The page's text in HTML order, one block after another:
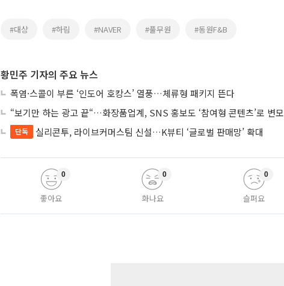
#대상 #하림 #NAVER #풀무원 #동원F&B
황민주 기자의 주요 뉴스
폭염·스콜이 부른 ‘인도어 호캉스’ 열풍…체류형 패키지 뜬다
“보기만 하는 광고 끝“…화장품업계, SNS 홍보도 ‘참여형 콘텐츠’로 변모
단독 실리콘투, 라이브커머스팀 신설…K뷰티 ‘글로벌 판매망’ 확대
좋아요
0
화나요
0
슬퍼요
0